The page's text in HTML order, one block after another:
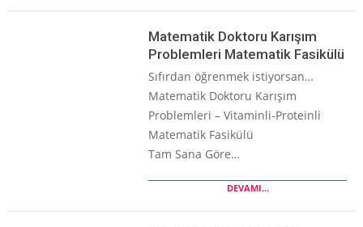
Matematik Doktoru Karışım
Problemleri Matematik Fasikülü
Sıfırdan öğrenmek istiyorsan…
Matematik Doktoru Karışım
Problemleri – Vitaminli-Proteinli
Matematik Fasikülü
Tam Sana Göre…
DEVAMI...